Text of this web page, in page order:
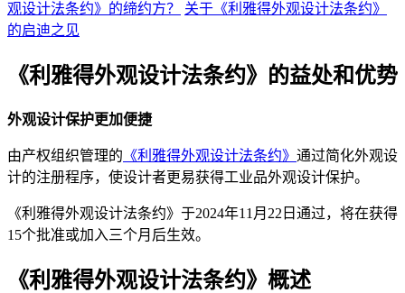
观设计法条约》的缔约方？
关于《利雅得外观设计法条约》
的启迪之见
《利雅得外观设计法条约》的益处和优势
外观设计保护更加便捷
由产权组织管理的 《利雅得外观设计法条约》 通过简化外观设
计的注册程序，使设计者更易获得工业品外观设计保护。
《利雅得外观设计法条约》于2024年11月22日通过，将在获得
15个批准或加入三个月后生效。
《利雅得外观设计法条约》概述